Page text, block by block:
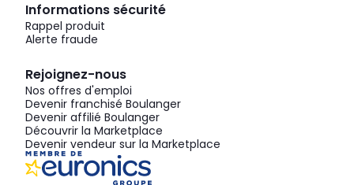
Informations sécurité
Rappel produit
Alerte fraude
Rejoignez-nous
Nos offres d'emploi
Devenir franchisé Boulanger
Devenir affilié Boulanger
Découvrir la Marketplace
Devenir vendeur sur la Marketplace